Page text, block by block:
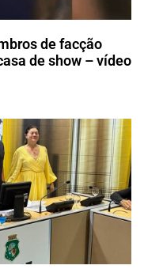
de facção
de show – vídeo